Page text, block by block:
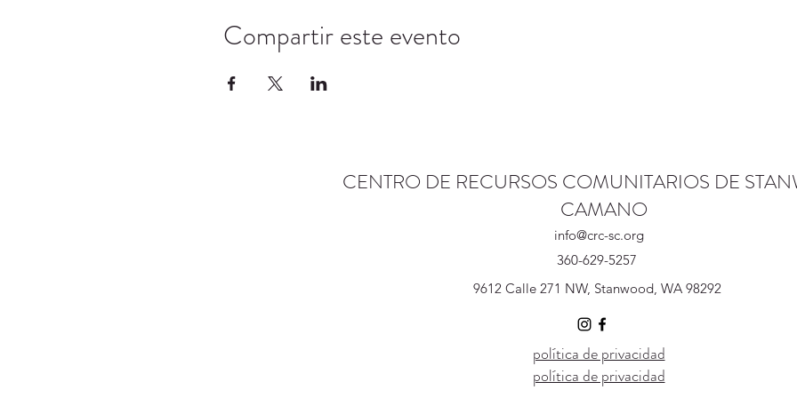
Compartir este evento
CENTRO DE RECURSOS COMUNITARIOS DE
CAMANO
info@crc-sc.org
360-629-5257
9612 Calle 271 NW, Stanwood, WA 98292
política de privacidad
política de privacidad